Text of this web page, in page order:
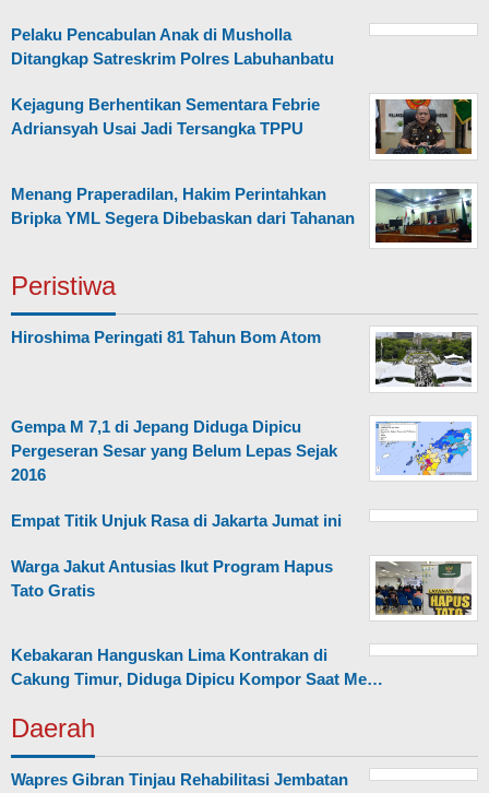
Pelaku Pencabulan Anak di Musholla
Ditangkap Satreskrim Polres Labuhanbatu
Kejagung Berhentikan Sementara Febrie
Adriansyah Usai Jadi Tersangka TPPU
Menang Praperadilan, Hakim Perintahkan
Bripka YML Segera Dibebaskan dari Tahanan
Peristiwa
Hiroshima Peringati 81 Tahun Bom Atom
Gempa M 7,1 di Jepang Diduga Dipicu
Pergeseran Sesar yang Belum Lepas Sejak
2016
Empat Titik Unjuk Rasa di Jakarta Jumat ini
Warga Jakut Antusias Ikut Program Hapus
Tato Gratis
Kebakaran Hanguskan Lima Kontrakan di
Cakung Timur, Diduga Dipicu Kompor Saat Me…
Daerah
Wapres Gibran Tinjau Rehabilitasi Jembatan